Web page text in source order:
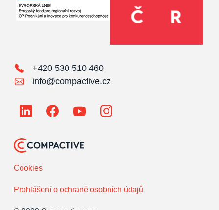
+420 530 510 460
info@compactive.cz
Cookies
Prohlášení o ochraně osobních údajů